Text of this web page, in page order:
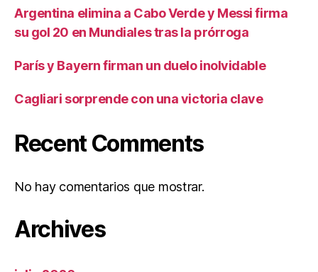
Argentina elimina a Cabo Verde y Messi firma
su gol 20 en Mundiales tras la prórroga
París y Bayern firman un duelo inolvidable
Cagliari sorprende con una victoria clave
Recent Comments
No hay comentarios que mostrar.
Archives